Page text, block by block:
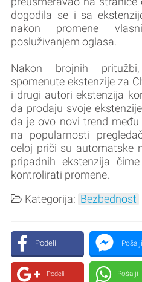
dogodila se i sa
nakon promene
posluživanjem oglasa.
Nakon brojnih
spomenute ekstenzije za
i drugi autori ekstenzija
da prodaju svoje
da je ovo novi trend
na popularnosti
celoj priči su automatske
pripadnih ekstenzija
kontrolirati promene.
Kategorija: Bezbednost
Podeli Pošalji
Podeli Pošalji